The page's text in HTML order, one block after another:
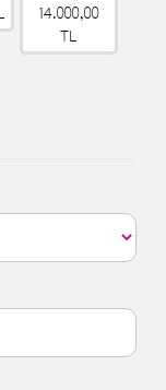
14.000,00
TL